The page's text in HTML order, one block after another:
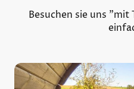
Besuchen sie uns